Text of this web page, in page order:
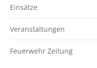
Einsätze
Veranstaltungen
Feuerwehr Zeitung